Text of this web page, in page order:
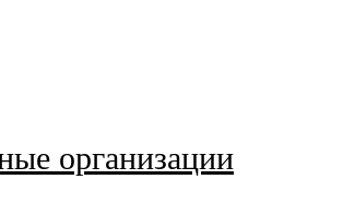
организации